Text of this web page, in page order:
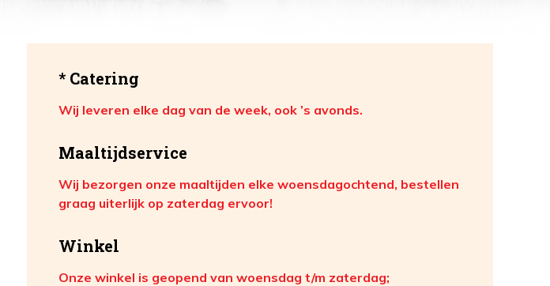
* Catering
Wij leveren elke dag van de week, ook ’s avonds.
Maaltijdservice
Wij bezorgen onze maaltijden elke woensdagochtend, bestellen
graag uiterlijk op zaterdag ervoor!
Winkel
Onze winkel is geopend van woensdag t/m zaterdag;